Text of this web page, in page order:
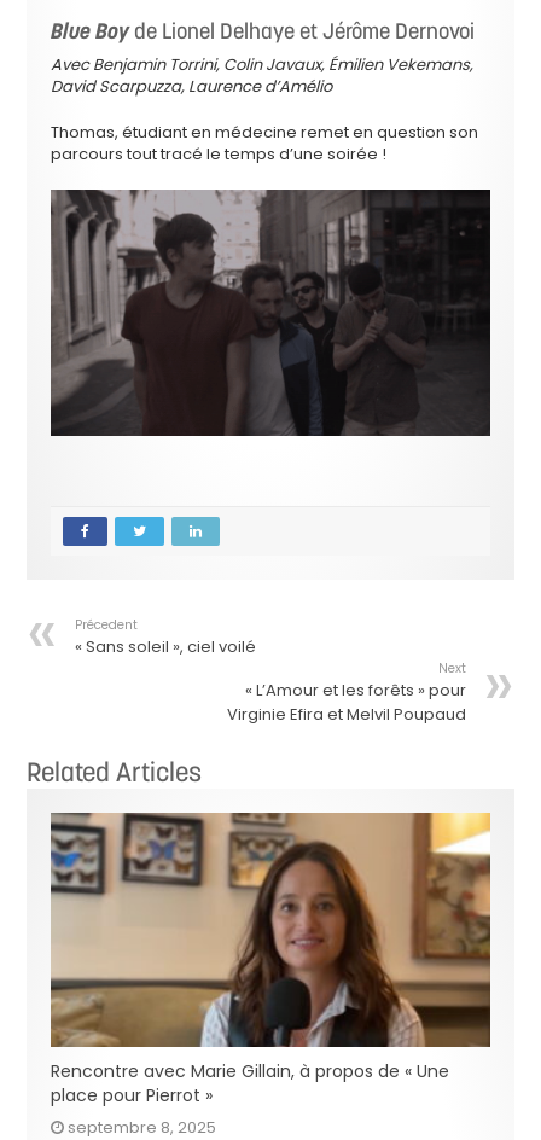
Blue Boyde Lionel Delhaye et Jérôme Dernovoi
Avec Benjamin Torrini, Colin Javaux, Émilien Vekemans,
David Scarpuzza, Laurence d’Amélio
Thomas, étudiant en médecine remet en question son
parcours tout tracé le temps d’une soirée !
Précedent
« Sans soleil », ciel voilé
Next
« L’Amour et les forêts » pour
Virginie Efira et Melvil Poupaud
Related Articles
Rencontre avec Marie Gillain, à propos de « Une
place pour Pierrot »
septembre 8, 2025